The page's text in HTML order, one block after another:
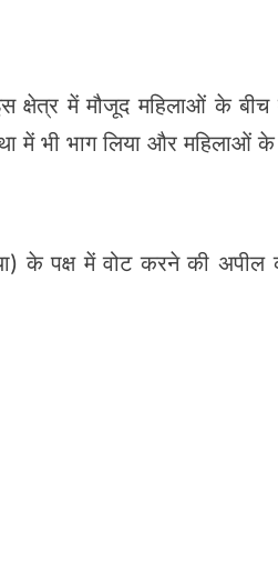
इस क्षेत्र में मौजूद महिलाओं के
में भी भाग लिया और
के पक्ष में वोट करने की अपील